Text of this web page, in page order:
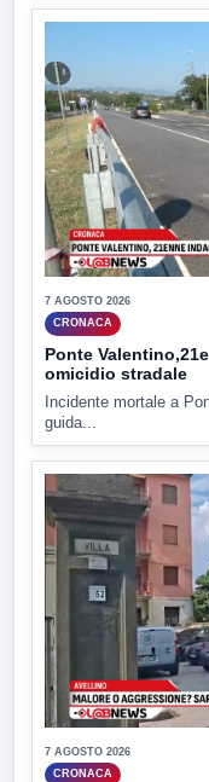
7 AGOSTO 2026
CRONACA
Ponte
omicidio stradale
Incidente mortale a
guida...
7 AGOSTO 2026
CRONACA